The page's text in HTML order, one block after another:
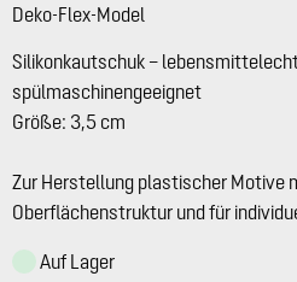
Deko-Flex-Model
Silikonkautschuk –
spülmaschinengeeignet
Größe: 3,5 cm
Zur Herstellung plastischer Motive
Oberflächenstruktur und für
Auf Lager